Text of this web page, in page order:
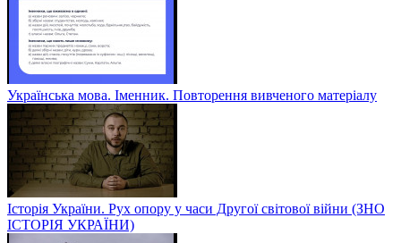
Українська мова. Іменник. Повторення вивченого матеріалу
Історія України. Рух опору у часи Другої світової війни (ЗНО
ІСТОРІЯ УКРАЇНИ)